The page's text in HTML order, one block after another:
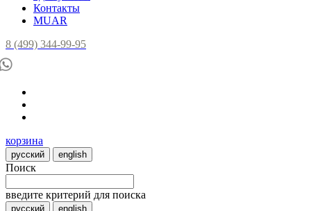
Контакты
MUAR
8 (499) 344-99-95
корзина
русский english
Поиск
введите критерий для поиска
русский english